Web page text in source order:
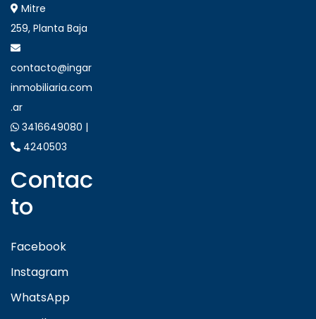
Mitre
259, Planta Baja
contacto@ingar
inmobiliaria.com
.ar
3416649080 |
4240503
Contac
to
Facebook
Instagram
WhatsApp